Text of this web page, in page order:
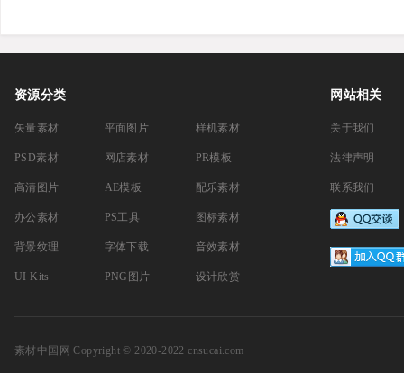
资源分类
矢量素材
PSD素材
高清图片
办公素材
背景纹理
UI Kits
平面图片
网店素材
AE模板
PS工具
字体下载
PNG图片
样机素材
PR模板
配乐素材
图标素材
音效素材
设计欣赏
网站相关
关于我们
法律声明
联系我们
素材中国网 Copyright © 2020-2022 cnsucai.com